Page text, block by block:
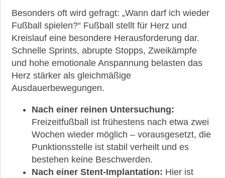
Besonders oft wird gefragt: „Wann darf ich wieder
Fußball spielen?“ Fußball stellt für Herz und
Kreislauf eine besondere Herausforderung dar.
Schnelle Sprints, abrupte Stopps, Zweikämpfe
und hohe emotionale Anspannung belasten das
Herz stärker als gleichmäßige
Ausdauerbewegungen.
Nach einer reinen Untersuchung:
Freizeitfußball ist frühestens nach etwa zwei
Wochen wieder möglich – vorausgesetzt, die
Punktionsstelle ist stabil verheilt und es
bestehen keine Beschwerden.
Nach einer Stent-Implantation: Hier ist